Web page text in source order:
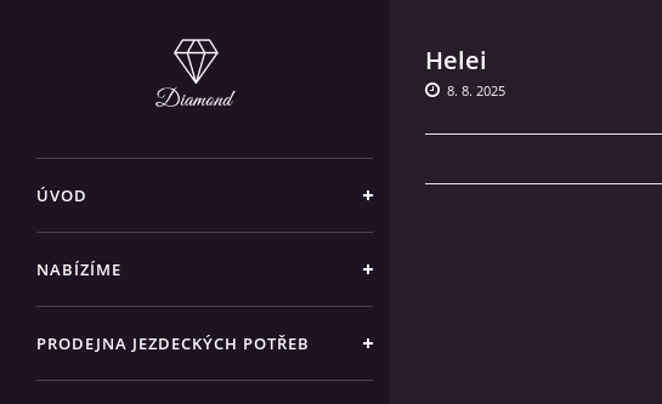
ÚVOD
NABÍZÍME
PRODEJNA JEZDECKÝCH POTŘEB
Helei
8. 8. 2025